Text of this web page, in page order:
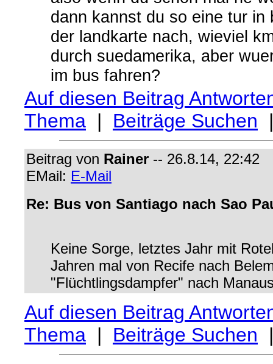
dann kannst du so eine tur
der landkarte nach, wieviel
durch suedamerika, aber
im bus fahren?
Auf diesen Beitrag
Thema | Beiträge Suchen
Beitrag von Rainer -- 26.8.14, 22:42
EMail: E-Mail
Re: Bus von Santiago nach Sao
Keine Sorge, letztes Jahr mit
Jahren mal von Recife nach
"Flüchtlingsdampfer" nach
Auf diesen Beitrag
Thema | Beiträge Suchen